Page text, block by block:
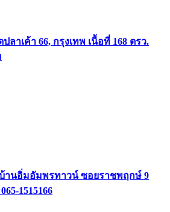
ลาเค้า 66, กรุงเทพ เนื้อที่ 168 ตรว.
านอิ่มอัมพรทาวน์ ซอยราชพฤกษ์ 9
1515166